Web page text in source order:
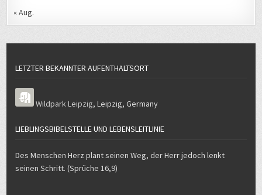
« Aug.
LETZTER BEKANNTER AUFENTHALTSORT
Wildpark Leipzig,Leipzig,Germany
LIEBLINGSBIBELSTELLE UND LEBENSLEITLINIE
Des Menschen Herz plant seinen Weg, der Herr jedoch lenkt
seinen Schritt. (Sprüche 16,9)